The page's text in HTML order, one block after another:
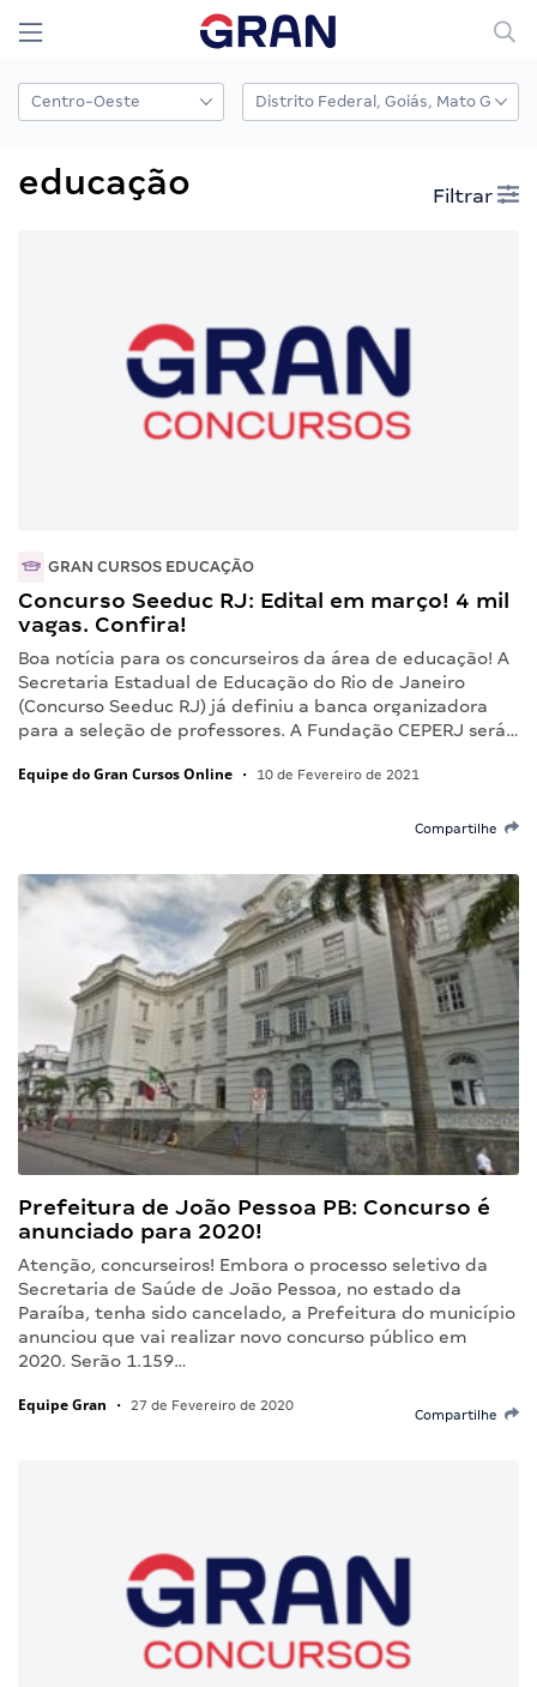
educação Filtrar
GRAN CURSOS EDUCAÇÃO
Concurso Seeduc RJ: Edital em março! 4 mil
vagas. Confira!
Boa notícia para os concurseiros da área de educação! A
Secretaria Estadual de Educação do Rio de Janeiro
(Concurso Seeduc RJ) já definiu a banca organizadora
para a seleção de professores. A Fundação CEPERJ será…
Equipe do Gran Cursos Online • 10 de Fevereiro de 2021
Compartilhe
Prefeitura de João Pessoa PB: Concurso é
anunciado para 2020!
Atenção, concurseiros! Embora o processo seletivo da
Secretaria de Saúde de João Pessoa, no estado da
Paraíba, tenha sido cancelado, a Prefeitura do município
anunciou que vai realizar novo concurso público em
2020. Serão 1.159…
Equipe Gran • 27 de Fevereiro de 2020
Compartilhe